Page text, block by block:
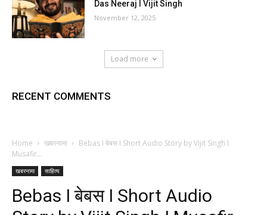
Das Neeraj I Vijit Singh
November 12, 2025
Load more
RECENT COMMENTS